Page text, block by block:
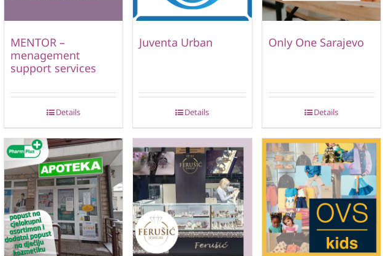
MENTOR –
menagement
support services
Details
Juventa Urban
Details
Only One Sarajevo
Details